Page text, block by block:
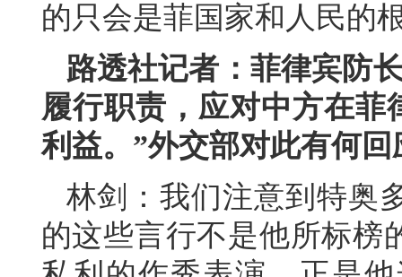
的只会是菲国家和人民的
路透社记者：菲律宾防
履行职责，应对中方在菲
利益。”外交部对此有何回
林剑：我们注意到特奥
的这些言行不是他所标榜